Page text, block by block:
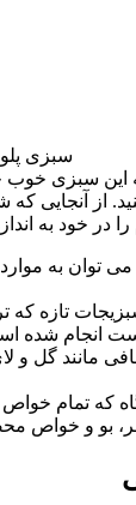
سبزی
سبزی خوب
از
را در خود به
به موارد
تازه
انجام شده
مانند گل
که تمام خواص
بو و خواص